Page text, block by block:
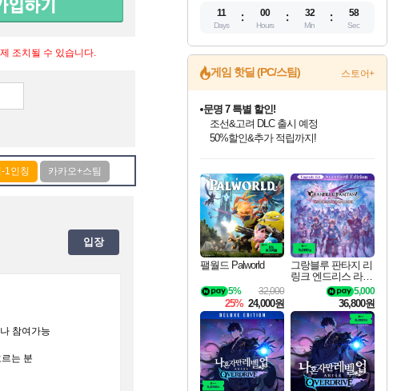
조치될 수 있습니다.
입장
참여가능
는 분
11
Days
00
Hours
32
Min
58
Sec
게임 핫딜 (PC/스팀) 스토어+
최대 90% 할인가를 만나보세요!
네이버혜택과 함께 만나보세요!
문명 7 특별 할인!
조선&고려 DLC 출시 예정
50%할인&추가 적립까지!
네이버 포인트 혜택까지!
이니&베니 혜택까지!
네이버 혜택가와 함께 예약하세요!
할인&네이버혜택으로 만나보세요!
네이버페이 혜택과 만나보세요!
40주년 프로모션으로 만나보세요!
할인가에 만나보세요!
일부 에디션 상시 할인!
혜택으로 예약 판매 중
편안하게 충전하세요
팰월드 Palworld
32,000
5%
25% 24,000원
그랑블루 판타지 리
링크 엔드리스 라그
나로크 업그레이드
킷 Granblue Fantasy
Relink Endless Ragn
arok Upgrade Kit DL
C
5,000
36,800원